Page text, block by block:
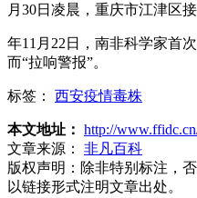
月30日凌晨，重庆市江津区
年11月22日，南非科学家首
而“拉响警报”。
标签： 西安疫情毒株
本文地址： http://
文章来源：
非凡百科
版权声明： 除非特别标注，
以链接形式注明文章出处。